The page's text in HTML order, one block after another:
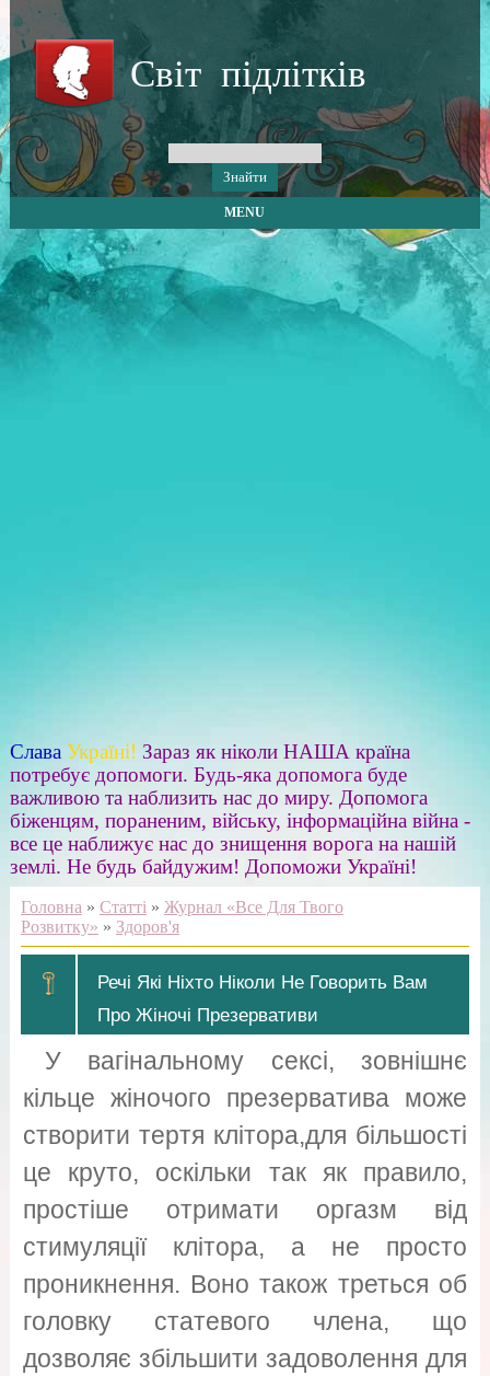
Світ підлітків
MENU
Слава Україні! Зараз як ніколи НАША країна
потребує допомоги. Будь-яка допомога буде
важливою та наблизить нас до миру. Допомога
біженцям, пораненим, війську, інформаційна війна -
все це наближує нас до знищення ворога на нашій
землі. Не будь байдужим! Допоможи Україні!
Головна » Статті » Журнал «Все Для Твого
Розвитку» » Здоров'я
Речі Які Ніхто Ніколи Не Говорить Вам
Про Жіночі Презервативи
У вагінальному сексі, зовнішнє
кільце жіночого презерватива може
створити тертя клітора,для більшості
це круто, оскільки так як правило,
простіше отримати оргазм від
стимуляції клітора, а не просто
проникнення. Воно також треться об
головку статевого члена, що
дозволяє збільшити задоволення для